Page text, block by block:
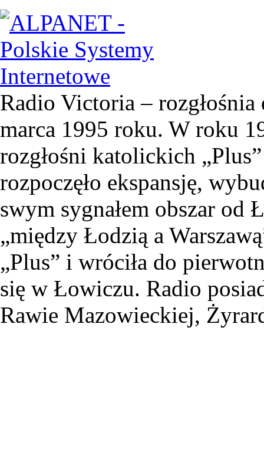
Radio Victoria –
marca 1995 roku. W roku
rozgłośni katolickich
rozpoczęło ekspansję,
swym sygnałem obszar od
„między Łodzią a
„Plus” i wróciła do
się w Łowiczu. Radio
Rawie Mazowieckiej,